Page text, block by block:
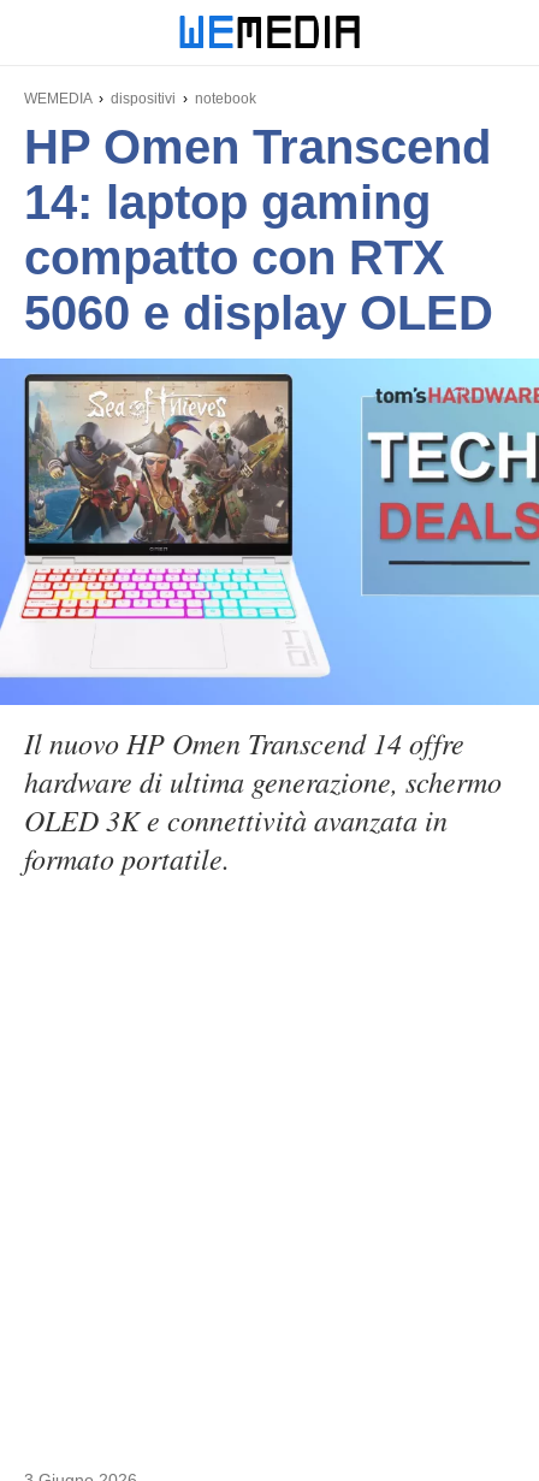
WEMEDIA dispositivi notebook
HP Omen Transcend
14: laptop gaming
compatto con RTX
5060 e display OLED
Il nuovo HP Omen Transcend 14 offre
hardware di ultima generazione, schermo
OLED 3K e connettività avanzata in
formato portatile.